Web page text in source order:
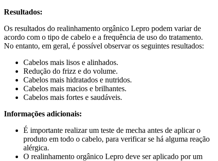
Resultados:
Os resultados do realinhamento orgânico Lepro podem variar de
acordo com o tipo de cabelo e a frequência de uso do tratamento.
No entanto, em geral, é possível observar os seguintes resultados:
Cabelos mais lisos e alinhados.
Redução do frizz e do volume.
Cabelos mais hidratados e nutridos.
Cabelos mais macios e brilhantes.
Cabelos mais fortes e saudáveis.
Informações adicionais:
É importante realizar um teste de mecha antes de aplicar o
produto em todo o cabelo, para verificar se há alguma reação
alérgica.
O realinhamento orgânico Lepro deve ser aplicado por um